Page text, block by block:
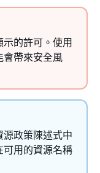
的許可。使用
會帶來安全風
政策陳述式中
可用的資源名稱